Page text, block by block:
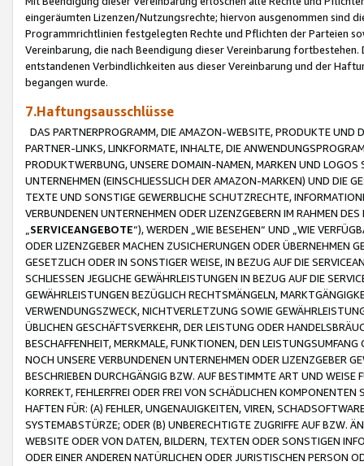
eingeräumten Lizenzen/Nutzungsrechte; hiervon ausgenommen sind
Programmrichtlinien festgelegten Rechte und Pflichten der Parteien
Vereinbarung, die nach Beendigung dieser Vereinbarung
entstandenen Verbindlichkeiten aus dieser Vereinbarung und der
begangen wurde.
7.Haftungsausschlüsse
DAS PARTNERPROGRAMM, DIE AMAZON-WEBSITE, PRODUKTE UND
PARTNER-LINKS, LINKFORMATE, INHALTE, DIE
PRODUKTWERBUNG, UNSERE DOMAIN-NAMEN, MARKEN UND
UNTERNEHMEN (EINSCHLIESSLICH DER AMAZON-MARKEN) UND DIE
TEXTE UND SONSTIGE GEWERBLICHE SCHUTZRECHTE,
VERBUNDENEN UNTERNEHMEN ODER LIZENZGEBERN IM RAHMEN
SERVICEANGEBOTE“), WERDEN „WIE BESEHEN“ UND „WIE
ODER LIZENZGEBER MACHEN ZUSICHERUNGEN ODER ÜBERNEHMEN
GESETZLICH ODER IN SONSTIGER WEISE, IN BEZUG AUF DIE
SCHLIESSEN JEGLICHE GEWÄHRLEISTUNGEN IN BEZUG AUF DIE
GEWÄHRLEISTUNGEN BEZÜGLICH RECHTSMÄNGELN,
VERWENDUNGSZWECK, NICHTVERLETZUNG SOWIE
ÜBLICHEN GESCHÄFTSVERKEHR, DER LEISTUNG ODER
BESCHAFFENHEIT, MERKMALE, FUNKTIONEN, DEN
NOCH UNSERE VERBUNDENEN UNTERNEHMEN ODER LIZENZGEBER
BESCHRIEBEN DURCHGÄNGIG BZW. AUF BESTIMMTE ART UND
KORREKT, FEHLERFREI ODER FREI VON SCHÄDLICHEN
HAFTEN FÜR: (A) FEHLER, UNGENAUIGKEITEN, VIREN,
SYSTEMABSTÜRZE; ODER (B) UNBERECHTIGTE ZUGRIFFE AUF BZW.
WEBSITE ODER VON DATEN, BILDERN, TEXTEN ODER SONSTIGEN
ODER EINER ANDEREN NATÜRLICHEN ODER JURISTISCHEN PERSON